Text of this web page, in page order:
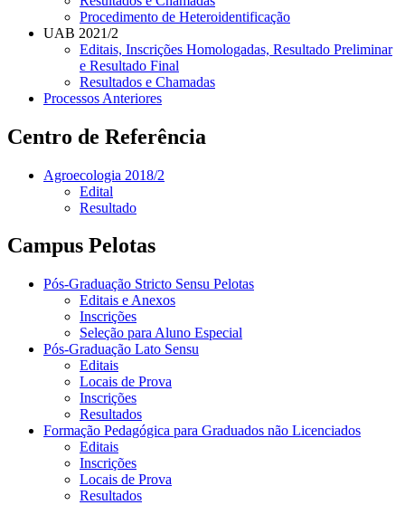
Procedimento de Heteroidentificação
UAB 2021/2
Editais, Inscrições Homologadas, Resultado Preliminar
e Resultado Final
Resultados e Chamadas
Processos Anteriores
Centro de Referência
Agroecologia 2018/2
Edital
Resultado
Campus Pelotas
Pós-Graduação Stricto Sensu Pelotas
Editais e Anexos
Inscrições
Seleção para Aluno Especial
Pós-Graduação Lato Sensu
Editais
Locais de Prova
Inscrições
Resultados
Formação Pedagógica para Graduados não Licenciados
Editais
Inscrições
Locais de Prova
Resultados